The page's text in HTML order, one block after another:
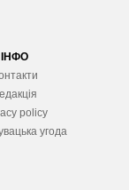
ІНФО
policy
угода